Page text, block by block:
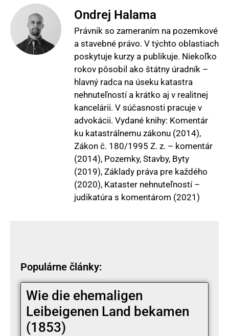
Ondrej Halama
Právnik so zameraním na pozemkové
a stavebné právo. V týchto oblastiach
poskytuje kurzy a publikuje. Niekoľko
rokov pôsobil ako štátny úradník –
hlavný radca na úseku katastra
nehnuteľností a krátko aj v realitnej
kancelárii. V súčasnosti pracuje v
advokácii. Vydané knihy: Komentár
ku katastrálnemu zákonu (2014),
Zákon č. 180/1995 Z. z. – komentár
(2014), Pozemky, Stavby, Byty
(2019), Základy práva pre každého
(2020), Kataster nehnuteľností –
judikatúra s komentárom (2021)
Populárne články:
Wie die ehemaligen
Leibeigenen Land bekamen
(1853)